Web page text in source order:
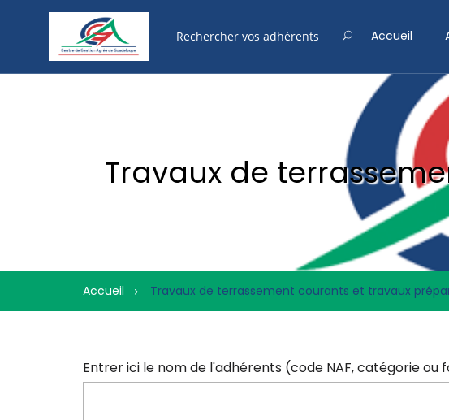
Accueil
Travaux de
Accueil Travaux de terrassement courants et travaux